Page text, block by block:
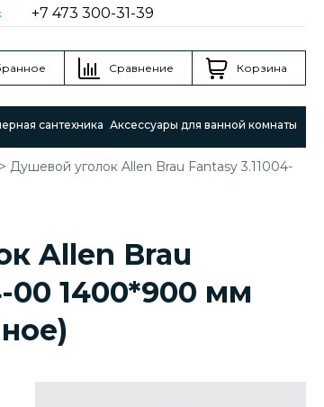
+7 473 300-31-39
Сравнение Корзина
сантехника Аксессуары для ванной комнаты
> Душевой уголок Allen Brau Fantasy 3.11004-
Allen Brau
00 1400*900 мм